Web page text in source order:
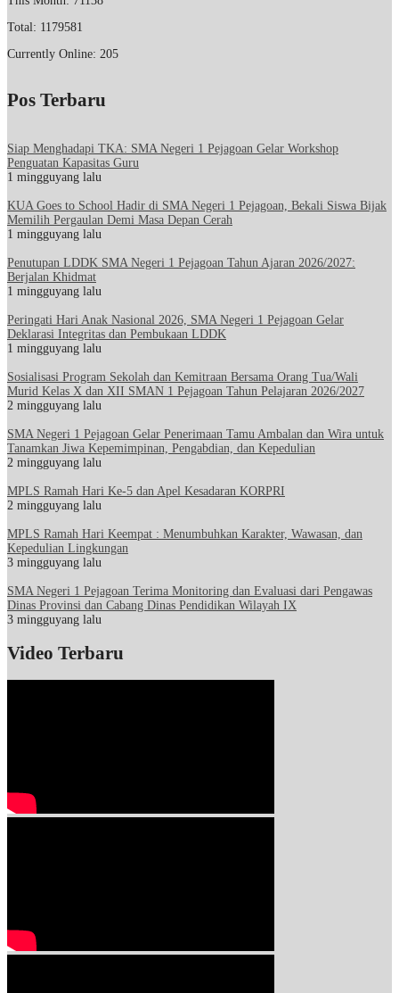
Total: 1179581
Currently Online: 205
Pos Terbaru
Siap Menghadapi TKA: SMA Negeri 1 Pejagoan Gelar Workshop
Penguatan Kapasitas Guru
1 mingguyang lalu
KUA Goes to School Hadir di SMA Negeri 1 Pejagoan, Bekali Siswa Bijak
Memilih Pergaulan Demi Masa Depan Cerah
1 mingguyang lalu
Penutupan LDDK SMA Negeri 1 Pejagoan Tahun Ajaran 2026/2027:
Berjalan Khidmat
1 mingguyang lalu
Peringati Hari Anak Nasional 2026, SMA Negeri 1 Pejagoan Gelar
Deklarasi Integritas dan Pembukaan LDDK
1 mingguyang lalu
Sosialisasi Program Sekolah dan Kemitraan Bersama Orang Tua/Wali
Murid Kelas X dan XII SMAN 1 Pejagoan Tahun Pelajaran 2026/2027
2 mingguyang lalu
SMA Negeri 1 Pejagoan Gelar Penerimaan Tamu Ambalan dan Wira untuk
Tanamkan Jiwa Kepemimpinan, Pengabdian, dan Kepedulian
2 mingguyang lalu
MPLS Ramah Hari Ke-5 dan Apel Kesadaran KORPRI
2 mingguyang lalu
MPLS Ramah Hari Keempat : Menumbuhkan Karakter, Wawasan, dan
Kepedulian Lingkungan
3 mingguyang lalu
SMA Negeri 1 Pejagoan Terima Monitoring dan Evaluasi dari Pengawas
Dinas Provinsi dan Cabang Dinas Pendidikan Wilayah IX
3 mingguyang lalu
Video Terbaru